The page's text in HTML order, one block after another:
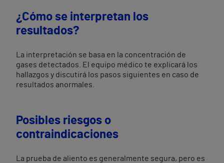
¿Cómo se interpretan los
resultados?
La interpretación se basa en la concentración de
gases detectados. El equipo médico te explicará los
hallazgos y discutirá los pasos siguientes en caso de
resultados anormales.
Posibles riesgos o
contraindicaciones
La prueba de aliento es generalmente segura, pero es